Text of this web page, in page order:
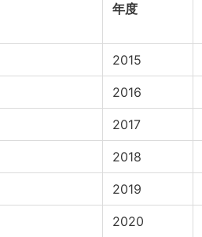
年度
2015
2016
2017
2018
2019
2020